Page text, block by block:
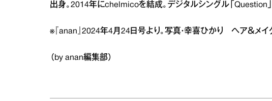
出身。2014年にchelmicoを結成。デジタルシングル「Question
※『anan』2024年4月24日号より。写真・幸喜ひかり ヘア＆メイク
（by anan編集部）